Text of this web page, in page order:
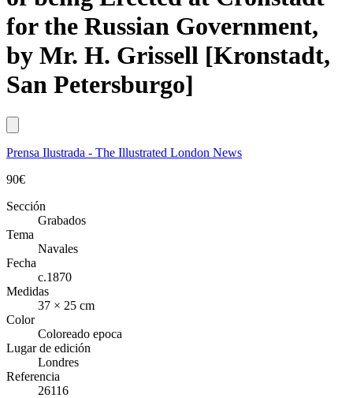
for the Russian Government,
by Mr. H. Grissell [Kronstadt,
San Petersburgo]
Prensa Ilustrada - The Illustrated London News
90€
Sección
Grabados
Tema
Navales
Fecha
c.1870
Medidas
37 × 25 cm
Color
Coloreado epoca
Lugar de edición
Londres
Referencia
26116